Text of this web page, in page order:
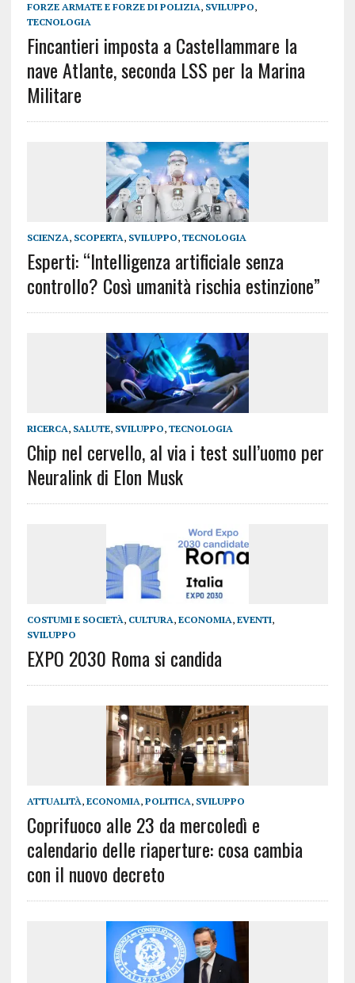
FORZE ARMATE E FORZE DI POLIZIA, SVILUPPO,
TECNOLOGIA
Fincantieri imposta a Castellammare la
nave Atlante, seconda LSS per la Marina
Militare
SCIENZA, SCOPERTA, SVILUPPO, TECNOLOGIA
Esperti: “Intelligenza artificiale senza
controllo? Così umanità rischia estinzione”
RICERCA, SALUTE, SVILUPPO, TECNOLOGIA
Chip nel cervello, al via i test sull’uomo per
Neuralink di Elon Musk
COSTUMI E SOCIETÀ, CULTURA, ECONOMIA, EVENTI,
SVILUPPO
EXPO 2030 Roma si candida
ATTUALITÀ, ECONOMIA, POLITICA, SVILUPPO
Coprifuoco alle 23 da mercoledì e
calendario delle riaperture: cosa cambia
con il nuovo decreto